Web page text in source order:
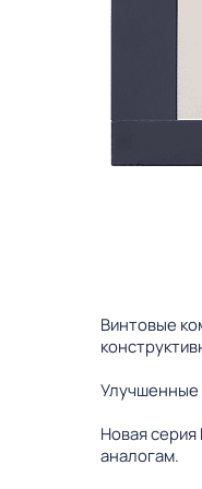
Винтовые
Улучшенные
Новая
аналогам.